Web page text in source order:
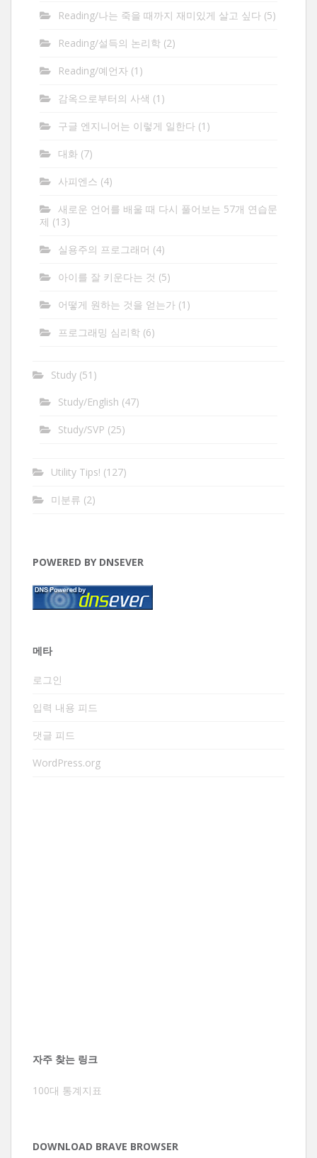
Reading/나는 죽을 때까지 재미있게 살고 싶다 (5)
Reading/설득의 논리학 (2)
Reading/예언자 (1)
감옥으로부터의 사색 (1)
구글 엔지니어는 이렇게 일한다 (1)
대화 (7)
사피엔스 (4)
새로운 언어를 배울 때 다시 풀어보는 57개 연습문
제 (13)
실용주의 프로그래머 (4)
아이를 잘 키운다는 것 (5)
어떻게 원하는 것을 얻는가 (1)
프로그래밍 심리학 (6)
Study (51)
Study/English (47)
Study/SVP (25)
Utility Tips! (127)
미분류 (2)
POWERED BY DNSEVER
메타
로그인
입력 내용 피드
댓글 피드
WordPress.org
자주 찾는 링크
100대 통계지표
DOWNLOAD BRAVE BROWSER